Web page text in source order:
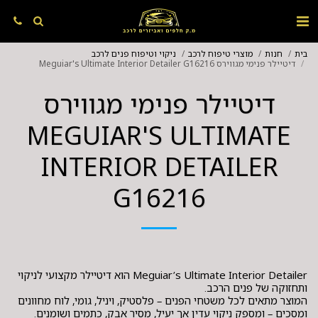
בית חנות מוצרי טיפוח לרכב
ניקוי וטיפוח פנים לרכב
דיטיילר פנימי מגווירס Meguiar's Ultimate Interior Detailer G16216
דיטיילר פנימי מגווירס
MEGUIAR'S ULTIMATE
INTERIOR DETAILER
G16216
Meguiar’s Ultimate Interior Detailer הוא דיטיילר מקצועי לניקוי
המוצר מתאים לכל משטחי הפנים – פלסטיק, ויניל, גומי, לוח מחוונים